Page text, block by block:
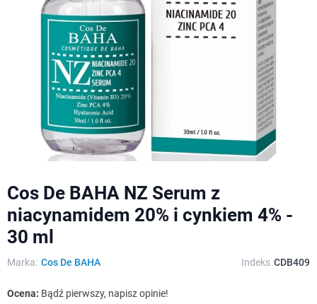
Cos De BAHA NZ Serum z
niacynamidem 20% i cynkiem 4% -
30 ml
Marka: Cos De BAHA Indeks CDB409
Ocena: Bądź pierwszy, napisz opinie!